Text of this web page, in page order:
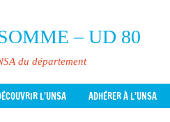
– UD 80
du département
L’UNSA ADHÉRER À L’UNSA